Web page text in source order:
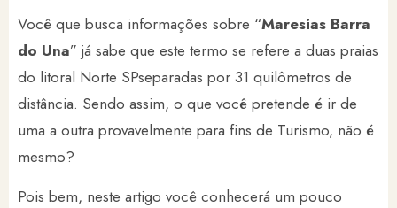
Você que busca informações sobre “Maresias Barra
do Una” já sabe que este termo se refere a duas praias
do litoral Norte SPseparadas por 31 quilômetros de
distância. Sendo assim, o que você pretende é ir de
uma a outra provavelmente para fins de Turismo, não é
mesmo?
Pois bem, neste artigo você conhecerá um pouco